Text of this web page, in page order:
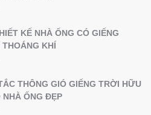
KẾ NHÀ ỐNG CÓ GIẾNG
KHÍ
THÔNG GIÓ GIẾNG TRỜI HỮU
NHÀ ỐNG ĐẸP